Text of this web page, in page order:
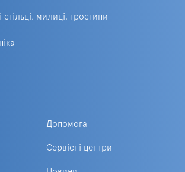
стільці, милиці, тростини
Допомога
Сервісні центри